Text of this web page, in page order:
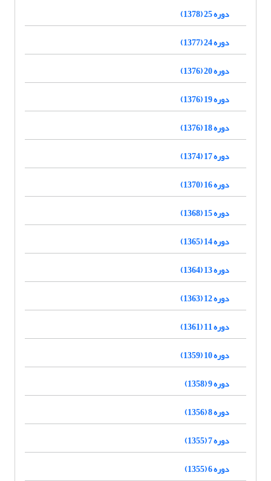
دوره 25 (1378)
دوره 24 (1377)
دوره 20 (1376)
دوره 19 (1376)
دوره 18 (1376)
دوره 17 (1374)
دوره 16 (1370)
دوره 15 (1368)
دوره 14 (1365)
دوره 13 (1364)
دوره 12 (1363)
دوره 11 (1361)
دوره 10 (1359)
دوره 9 (1358)
دوره 8 (1356)
دوره 7 (1355)
دوره 6 (1355)